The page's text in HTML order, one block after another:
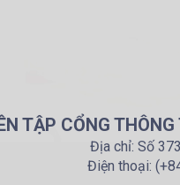
TẬP CỔNG
Địa chỉ: Số
Điện thoại: